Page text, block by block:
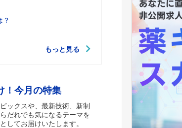
？
もっと見る
！今月の特集
ックスや、最新技術、新制
だれでも気になるテーマを
してお届けいたします。